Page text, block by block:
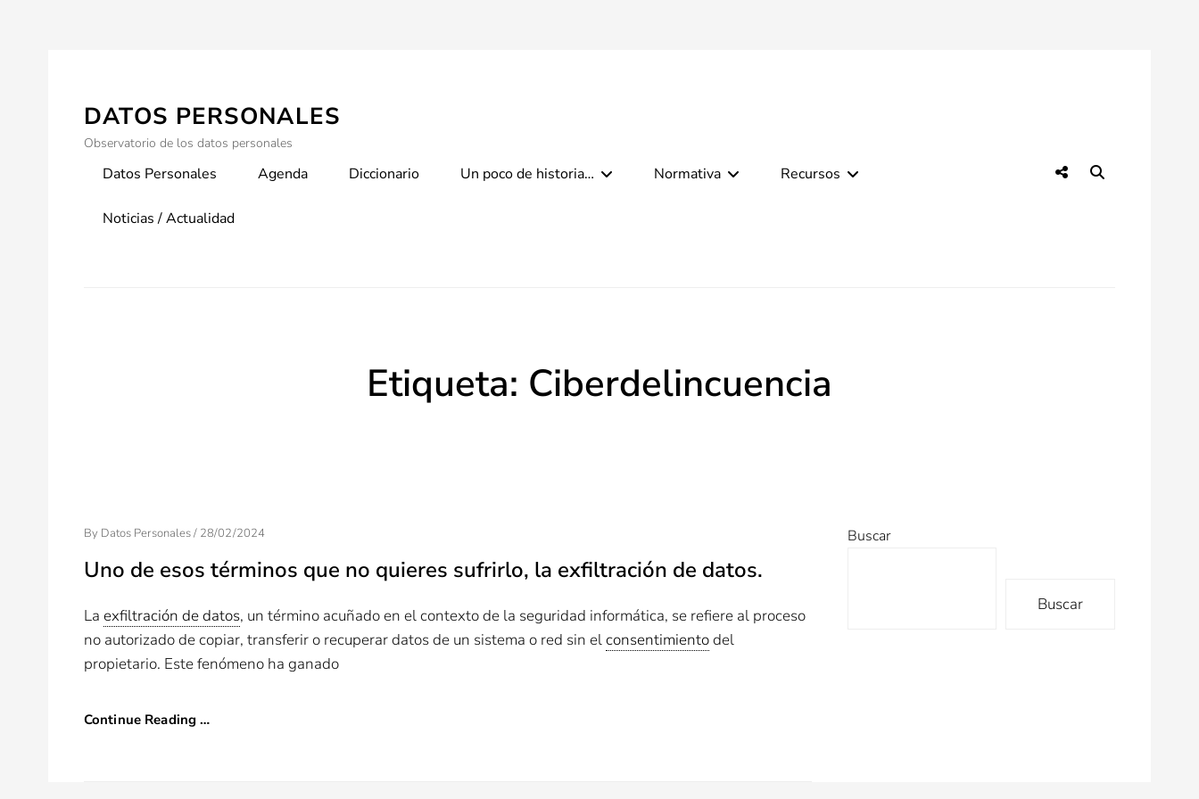
contentDATOS PERSONALES
Observatorio de los datos personales
Primary
Datos Personales Agenda Diccionario Un poco de historia… Normativa Recursos
Noticias / Actualidad
Social
Etiqueta: Ciberdelincuencia
By Datos Personales/ Posted
28/02/2024
Uno de esos términos que no quieres sufrirlo, la exfiltración de datos.
La exfiltración de datos, un término acuñado en el contexto de la seguridad informática, se refiere al proceso
no autorizado de copiar, transferir o recuperar datos de un sistema o red sin elconsentimientodel
propietario. Este fenómeno ha ganado
Continue Reading …
Buscar
Buscar